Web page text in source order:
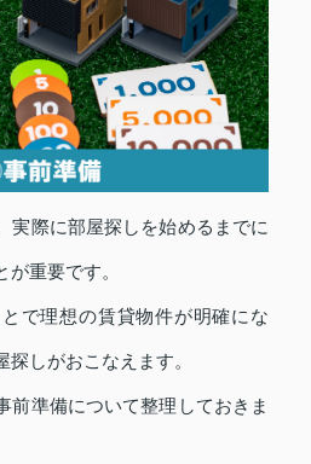
実際に部屋探しを始めるまでに
重要です。
で理想の賃貸物件が明確にな
しがおこなえます。
前準備について整理しておきま